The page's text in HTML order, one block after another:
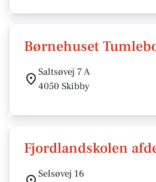
Børnehuset
Saltsøvej 7 A
4050 Skibby
Fjordlandskolen
Selsøvej 16